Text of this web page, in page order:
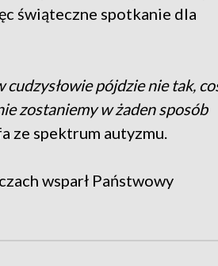
świąteczne spotkanie dla
pójdzie nie tak,
zostaniemy w żaden sposób
ze spektrum autyzmu.
wsparł Państwowy